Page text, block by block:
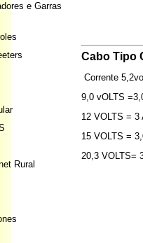
e Garras
Rural
Cabo Tipo
Corrente
9,0 vOLTS
12 VOLTS = 3
15 VOLTS =
20,3 VOLTS=